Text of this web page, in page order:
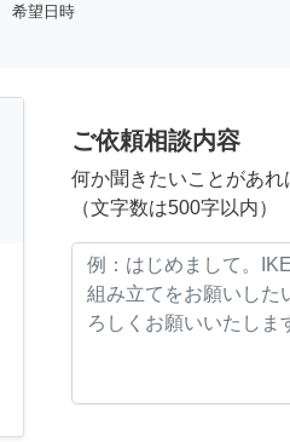
希望日時
ご依頼相談内容
何か聞きたいことがあ
（文字数は500字以内）